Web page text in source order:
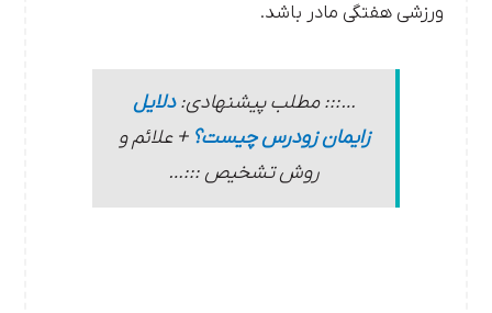
ورزشی هفتگی مادر باشد.
…::: مطلب پیشنهادی:دلایل
زایمان زودرس چیست؟ + علائم و
روش تشخیص :::…